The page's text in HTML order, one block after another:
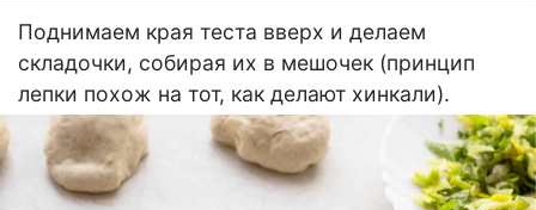
Поднимаем края теста вверх и делаем
складочки, собирая их в мешочек (принцип
лепки похож на тот, как делают хинкали).